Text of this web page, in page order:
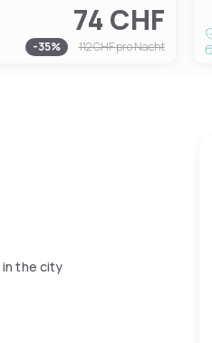
74 CHF
-35% 112 CHFpro Nacht
the city